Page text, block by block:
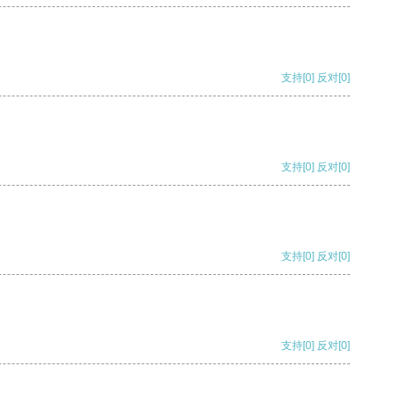
支持[0] 反对[0]
支持[0] 反对[0]
支持[0] 反对[0]
支持[0] 反对[0]